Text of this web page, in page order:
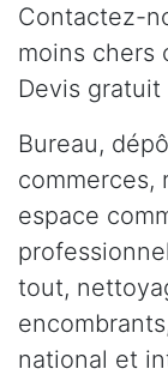
Contactez-
moins chers
Devis gratuit
Bureau,
commerces,
espace
tout,
national et